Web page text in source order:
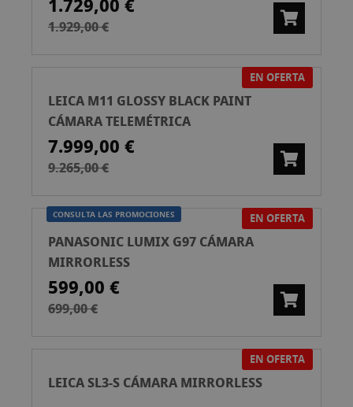
1.729,00 €
1.929,00 €
EN OFERTA
LEICA M11 GLOSSY BLACK PAINT
CÁMARA TELEMÉTRICA
7.999,00 €
9.265,00 €
CONSULTA LAS PROMOCIONES EN OFERTA
PANASONIC LUMIX G97 CÁMARA
MIRRORLESS
599,00 €
699,00 €
EN OFERTA
LEICA SL3-S CÁMARA MIRRORLESS